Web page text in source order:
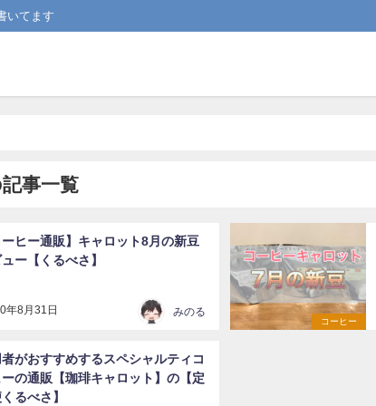
いてます
事一覧
ーヒー通販】キャロット8月の新豆
ー【くるべさ】
年8月31日 みのる
コーヒー
がおすすめするスペシャルティコ
ーの通販【珈琲キャロット】の【定
るべさ】